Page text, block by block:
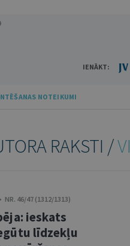
IENĀKT:
NOTEIKUMI
RAKSTI /
NR. 46/47 (1312/1313)
ieskats
līdzekļu